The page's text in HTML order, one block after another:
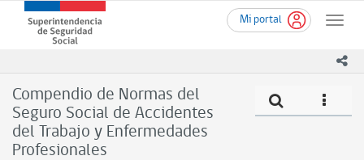
contenido
Mi portal
Toggle
Superintendencia
de
(SUSESO)
-
Gobierno
de
Chile
Compendio de Normas del
Seguro Social de Accidentes
del Trabajo y Enfermedades
Profesionales
icono